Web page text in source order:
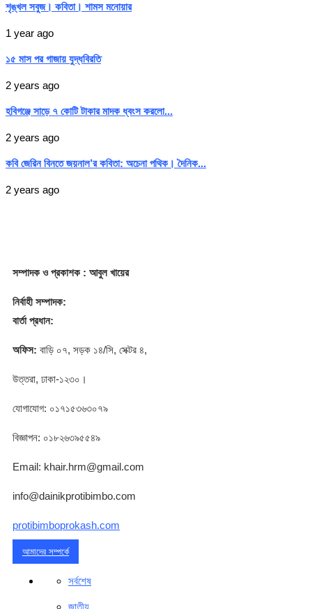
শৃঙ্খল সবুজ। কবিতা। শামস মনোয়ার
1 year ago
১৫ মাস পর গাজায় যুদ্ধবিরতি
2 years ago
হবিগঞ্জে সাড়ে ৭ কোটি টাকার মাদক ধ্বংস করলো...
2 years ago
কবি জেরিন বিনতে জয়নাল’র কবিতা: অচেনা পথিক। দৈনিক...
2 years ago
সম্পাদকও প্রকাশক : আবুল খায়ের
নির্বাহী সম্পাদক:
বার্তা প্রধান:
অফিস: বাড়ি ০৭, সড়ক ১৪/সি, সেক্টর ৪,
উত্তরা, ঢাকা-১২৩০।
যোগাযোগ: ০১৭১৫৩৬৩০৭৯
বিজ্ঞাপন: ০১৮২৬৩৯৫৫৪৯
Email: khair.hrm@gmail.com
info@dainikprotibimbo.com
protibimboprokash.com
আমাদের সম্পর্কে
সর্বশেষ
জাতীয়